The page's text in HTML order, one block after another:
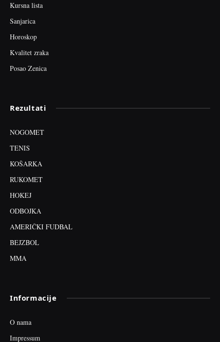
Kursna lista
Sanjarica
Horoskop
Kvalitet zraka
Posao Zenica
Rezultati
NOGOMET
TENIS
KOŠARKA
RUKOMET
HOKEJ
ODBOJKA
AMERIČKI FUDBAL
BEJZBOL
MMA
Informacije
O nama
Impressum